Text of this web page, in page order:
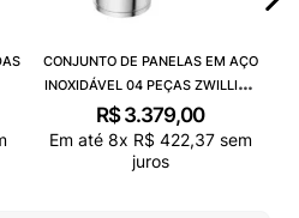
CONJUNTO DE PANELAS EM AÇO
INOXIDÁVEL 04 PEÇAS ZWILLING
TRUEFLOW
R$ 3.379,00
Em até 8x R$ 422,37sem
juros